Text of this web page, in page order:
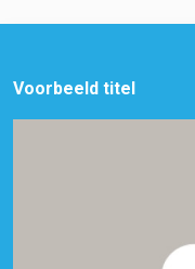
Voorbeeld titel